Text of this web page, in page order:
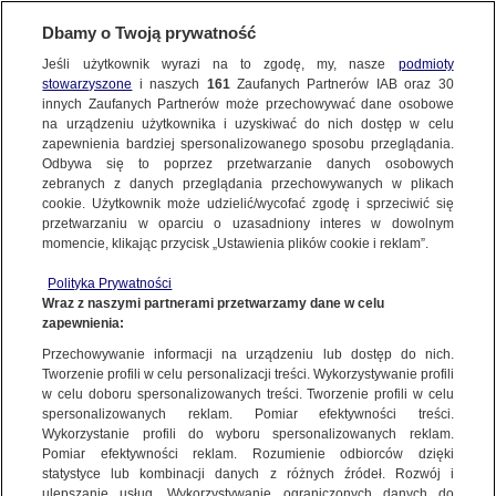
NAJNOWSZE
ZOBACZ FAKTY
FAKTY PO FAKTACH
FAKTY O ŚWIECIE
WIĘCEJ
KANAŁY
Dzień dobry!
Jedno konto do wszystkich usług
Dbamy o Twoją prywatność
Jeśli użytkownik wyrazi na to zgodę, my, nasze podmioty
stowarzyszone i naszych 161Zaufanych Partnerów IAB oraz 30
innych Zaufanych Partnerów może przechowywać dane osobowe
na urządzeniu użytkownika i uzyskiwać do nich dostęp w celu
zapewnienia bardziej spersonalizowanego sposobu przeglądania.
Odbywa się to poprzez przetwarzanie danych osobowych
zebranych z danych przeglądania przechowywanych w plikach
cookie. Użytkownik może udzielić/wycofać zgodę i sprzeciwić się
przetwarzaniu w oparciu o uzasadniony interes w dowolnym
momencie, klikając przycisk „Ustawienia plików cookie i reklam”.
Polityka Prywatności
Wraz z naszymi partnerami przetwarzamy dane w celu
zapewnienia:
Przechowywanie informacji na urządzeniu lub dostęp do nich.
Tworzenie profili w celu personalizacji treści. Wykorzystywanie profili
w celu doboru spersonalizowanych treści. Tworzenie profili w celu
spersonalizowanych reklam. Pomiar efektywności treści.
Wykorzystanie profili do wyboru spersonalizowanych reklam.
Pomiar efektywności reklam. Rozumienie odbiorców dzięki
statystyce lub kombinacji danych z różnych źródeł. Rozwój i